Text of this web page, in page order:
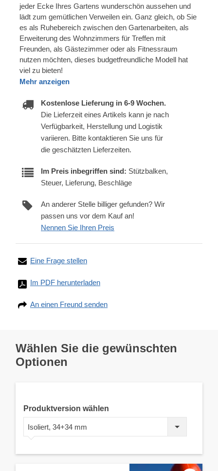
jeder Ecke Ihres Gartens wunderschön aussehen und
lädt zum gemütlichen Verweilen ein. Ganz gleich, ob Sie
es als Ruhebereich zwischen den Gartenarbeiten, als
Erweiterung des Wohnzimmers für Treffen mit
Freunden, als Gästezimmer oder als Fitnessraum
nutzen möchten, dieses budgetfreundliche Modell hat
viel zu bieten!
Mehr anzeigen
Kostenlose Lieferung in 6-9 Wochen.
Die Lieferzeit eines Artikels kann je nach
Verfügbarkeit, Herstellung und Logistik
variieren. Bitte kontaktieren Sie uns für
die geschätzten Lieferzeiten.
Im Preis inbegriffen sind: Stützbalken,
Steuer, Lieferung, Beschläge
An anderer Stelle billiger gefunden? Wir
passen uns vor dem Kauf an!
Nennen Sie Ihren Preis
Eine Frage stellen
Im PDF herunterladen
An einen Freund senden
Wählen Sie die gewünschten
Optionen
Produktversion wählen
Isoliert, 34+34 mm